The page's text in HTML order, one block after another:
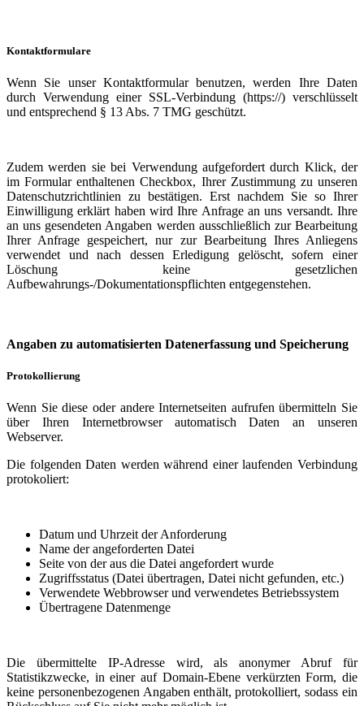
Kontaktformulare
Wenn Sie unser Kontaktformular benutzen, werden Ihre Daten
durch Verwendung einer SSL-Verbindung (https://) verschlüsselt
und entsprechend § 13 Abs. 7 TMG geschützt.
Zudem werden sie bei Verwendung aufgefordert durch Klick, der
im Formular enthaltenen Checkbox, Ihrer Zustimmung zu unseren
Datenschutzrichtlinien zu bestätigen. Erst nachdem Sie so Ihrer
Einwilligung erklärt haben wird Ihre Anfrage an uns versandt. Ihre
an uns gesendeten Angaben werden ausschließlich zur Bearbeitung
Ihrer Anfrage gespeichert, nur zur Bearbeitung Ihres Anliegens
verwendet und nach dessen Erledigung gelöscht, sofern einer
Löschung keine gesetzlichen
Aufbewahrungs-/Dokumentationspflichten entgegenstehen.
Angaben zu automatisierten Datenerfassung und Speicherung
Protokollierung
Wenn Sie diese oder andere Internetseiten aufrufen übermitteln Sie
über Ihren Internetbrowser automatisch Daten an unseren
Webserver.
Die folgenden Daten werden während einer laufenden Verbindung
protokoliert:
Datum und Uhrzeit der Anforderung
Name der angeforderten Datei
Seite von der aus die Datei angefordert wurde
Zugriffsstatus (Datei übertragen, Datei nicht gefunden, etc.)
Verwendete Webbrowser und verwendetes Betriebssystem
Übertragene Datenmenge
Die übermittelte IP-Adresse wird, als anonymer Abruf für
Statistikzwecke, in einer auf Domain-Ebene verkürzten Form, die
keine personenbezogenen Angaben enthält, protokolliert, sodass ein